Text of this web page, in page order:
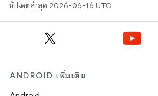
อัปเดตล่าสุด 2026-06-16 UTC
ANDROID เพิ่มเติม